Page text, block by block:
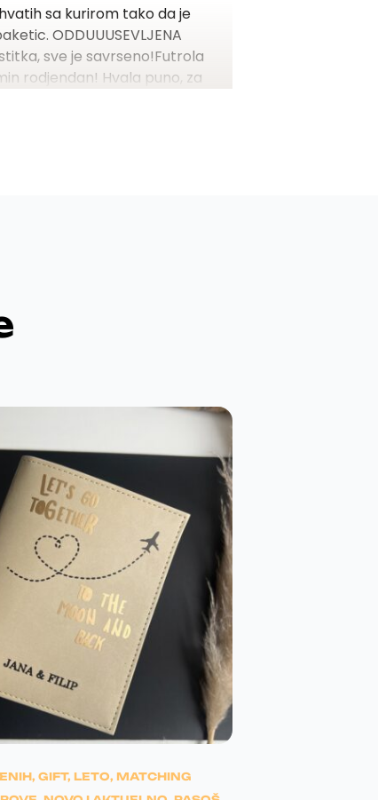
sa kurirom tako da je
ODDUUUSEVLJENA
sve je savrseno!Futrola
rodjendan! Hvala puno, za
do
preuzet i kao
do kosmosa
lepsa nego na slikama!!!Svi
se tice daljih porudZbina TO
Veliki pozdrav!
, GIFT, LETO, MATCHING